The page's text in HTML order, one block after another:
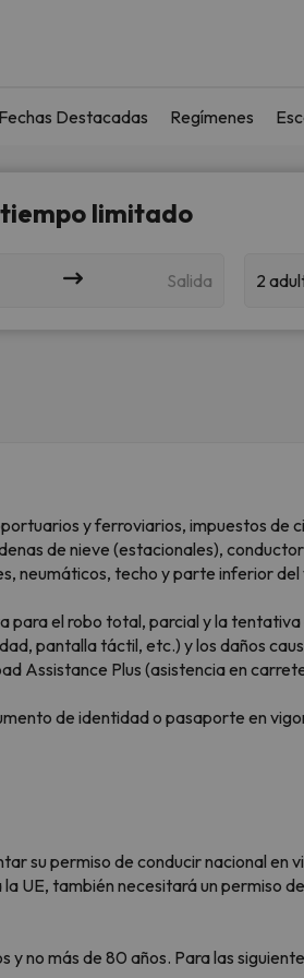
Fechas Destacadas Regímenes
limitado
Salida 2
y ferroviarios, impuestos de
de nieve (estacionales),
neumáticos, techo y parte inferior del
para el robo total, parcial y la
pantalla táctil, etc.) y los daños
Assistance Plus (asistencia en
de identidad o pasaporte en
su permiso de conducir nacional en
UE, también necesitará un permiso
y no más de 80 años. Para las